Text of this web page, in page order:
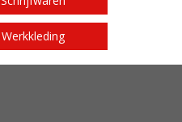
Werkkleding